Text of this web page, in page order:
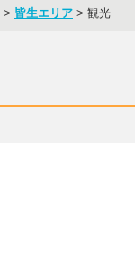
> 皆生エリア > 観光